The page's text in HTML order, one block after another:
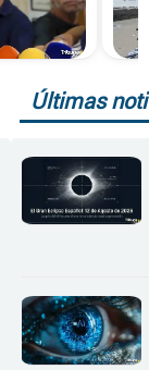
Últimas